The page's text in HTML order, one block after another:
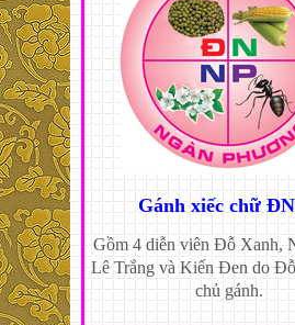
Gánh xiếc chữ
Gồm 4 diễn viên Đỗ Xanh,
Lê Trắng và Kiến Đen do
chủ gánh.